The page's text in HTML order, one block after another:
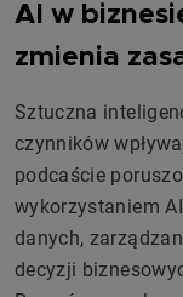
AI w
zmienia
Sztuczna
czynników
podcaście
wykorzystaniem
danych,
decyzji